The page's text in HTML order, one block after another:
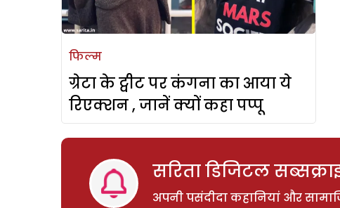
फिल्म
ग्रेटा के ट्वीट पर कंगना का आया ये
रिएक्शन , जानें क्यों कहा पप्पू
सरिता डिजिटल
अपनी पसंदीदा कहानियां और